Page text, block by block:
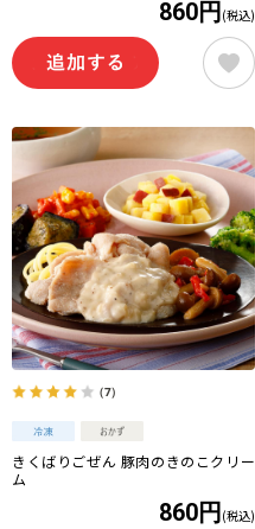
860円 (税込)
（7）
きくばりごぜん 豚肉のきのこクリー
ム
860円 (税込)